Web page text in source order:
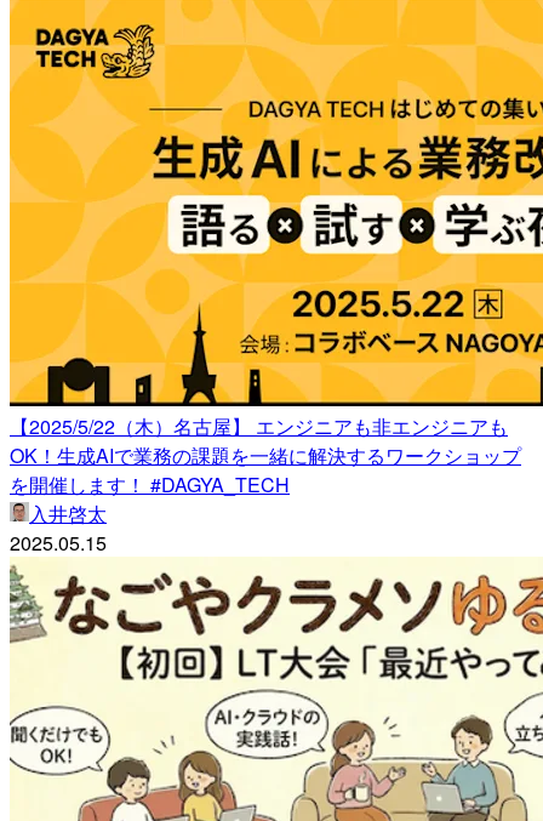
【2025/5/22（木）名古屋】 エンジニアも非エンジニアも
OK！生成AIで業務の課題を一緒に解決するワークショップ
を開催します！ #DAGYA_TECH
入井啓太
2025.05.15